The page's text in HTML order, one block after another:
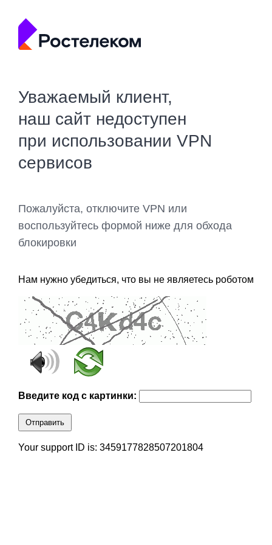
Уважаемый клиент,
наш сайт недоступен
при использовании VPN
сервисов
Пожалуйста, отключите VPN или
воспользуйтесь формой ниже для обхода
блокировки
Нам нужно убедиться, что вы не являетесь роботом
Введите код с картинки:
Отправить
Your support ID is: 3459177828507201804